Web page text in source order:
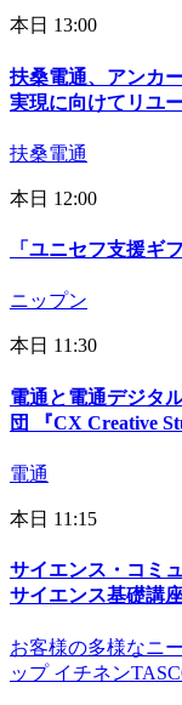
本日 13:00
扶桑電通、アンカ
実現に向けてリユ
扶桑電通
本日 12:00
「ユニセフ支援ギ
ニップン
本日 11:30
電通と電通デジタ
団 『CX Creative
電通
本日 11:15
サイエンス・コミ
サイエンス基礎講
お客様の多様なニ
ップ イチネン